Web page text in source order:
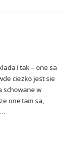
I tak – one sa
ciezko jest sie
schowane w
one tam sa,